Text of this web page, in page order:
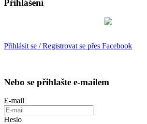
Přihlášení
Přihlásit se / Registrovat se přes Facebook
Nebo se přihlašte e-mailem
E-mail
Heslo